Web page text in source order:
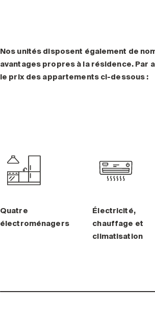
Nos unités disposent également de
avantages propres à la résidence. Par
le prix des appartements ci-dessous :
Quatre
électroménagers
Électricité,
chauffage et
climatisation